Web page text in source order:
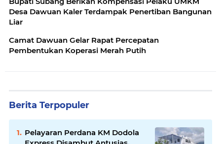
Desa Dawuan Kaler Terdampak Penertiban Bangunan
Liar
Camat Dawuan Gelar Rapat Percepatan
Pembentukan Koperasi Merah Putih
Berita Terpopuler
Pelayaran Perdana KM Dodola